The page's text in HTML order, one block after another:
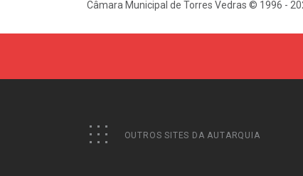
Câmara Municipal de Torres Vedras © 1996 -
OUTROS SITES DA AUTARQUIA